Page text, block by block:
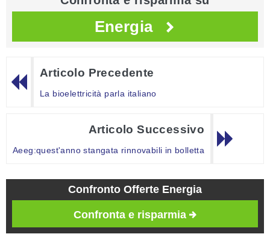
Energia
Articolo Precedente
La bioelettricità parla italiano
Articolo Successivo
Aeeg:quest'anno stangata rinnovabili in bolletta
Confronto Offerte Energia
Confronta e risparmia